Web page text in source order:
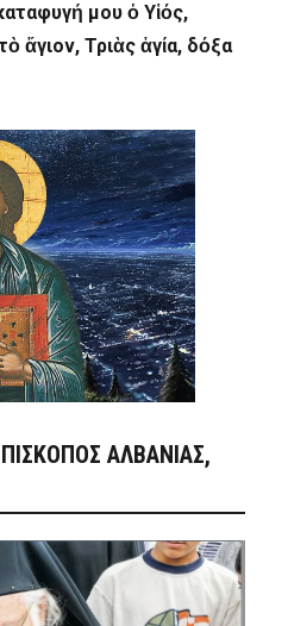
μου ὁ Υἱός,
ἅγιον, Τριὰς ἁγία, δόξα
ΑΛΒΑΝΊΑΣ,